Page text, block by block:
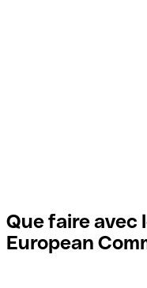
Que faire avec
European